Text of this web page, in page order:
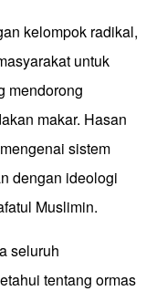
kelompok radikal,
untuk
mendorong
makar. Hasan
sistem
dengan ideologi
Muslimin.
seluruh
tentang ormas